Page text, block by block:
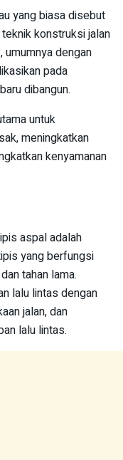
yang biasa disebut
konstruksi jalan
umumnya dengan
pada
dibangun.
untuk
meningkatkan
kenyamanan
aspal adalah
yang berfungsi
tahan lama.
lalu lintas dengan
jalan, dan
lalu lintas.